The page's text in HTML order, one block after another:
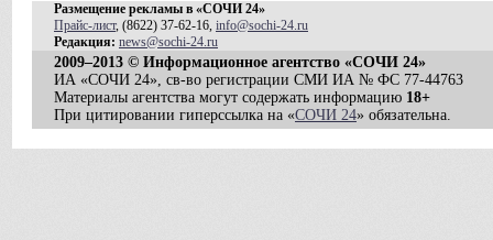
Размещение рекламы в «СОЧИ 24»
Прайс-лист, (8622) 37-62-16, info@sochi-24.ru
Редакция: news@sochi-24.ru
2009–2013 © Информационное агентство «СОЧИ 24»
ИА «СОЧИ 24», св-во регистрации СМИ ИА № ФС 77-44763
Материалы агентства могут содержать информацию 18+
При цитировании гиперссылка на «СОЧИ 24» обязательна.